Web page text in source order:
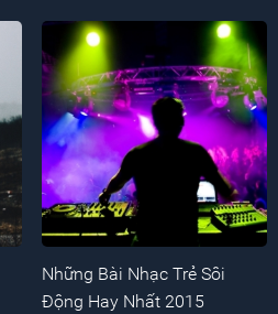
Những Bài Nhạc Trẻ Sôi
Động Hay Nhất 2015